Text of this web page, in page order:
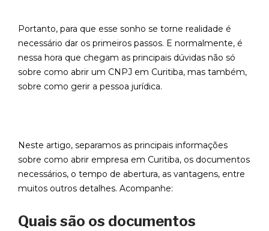
Portanto, para que esse sonho se torne realidade é
necessário dar os primeiros passos. E normalmente, é
nessa hora que chegam as principais dúvidas não só
sobre como abrir um CNPJ em Curitiba, mas também,
sobre como gerir a pessoa jurídica.
Neste artigo, separamos as principais informações
sobre como abrir empresa em Curitiba, os documentos
necessários, o tempo de abertura, as vantagens, entre
muitos outros detalhes. Acompanhe:
Quais são os documentos